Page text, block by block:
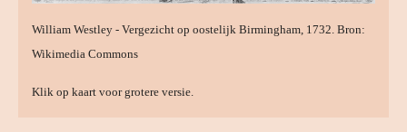
William Westley - Vergezicht op oostelijk Birmingham, 1732. Bron:
Wikimedia Commons
Klik op kaart voor grotere versie.